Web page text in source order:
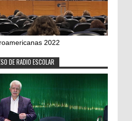
2022
DE RADIO ESCOLAR